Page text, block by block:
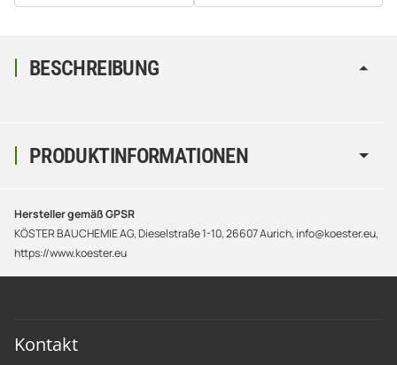
PRODUKTINFORMATIONEN
BESCHREIBUNG
Hersteller gemäß GPSR
KÖSTER BAUCHEMIE AG, Dieselstraße 1-10, 26607 Aurich, info@koester.eu,
https://www.koester.eu
Kontakt